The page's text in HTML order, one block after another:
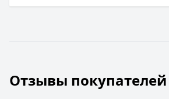
Отзывы покупателей